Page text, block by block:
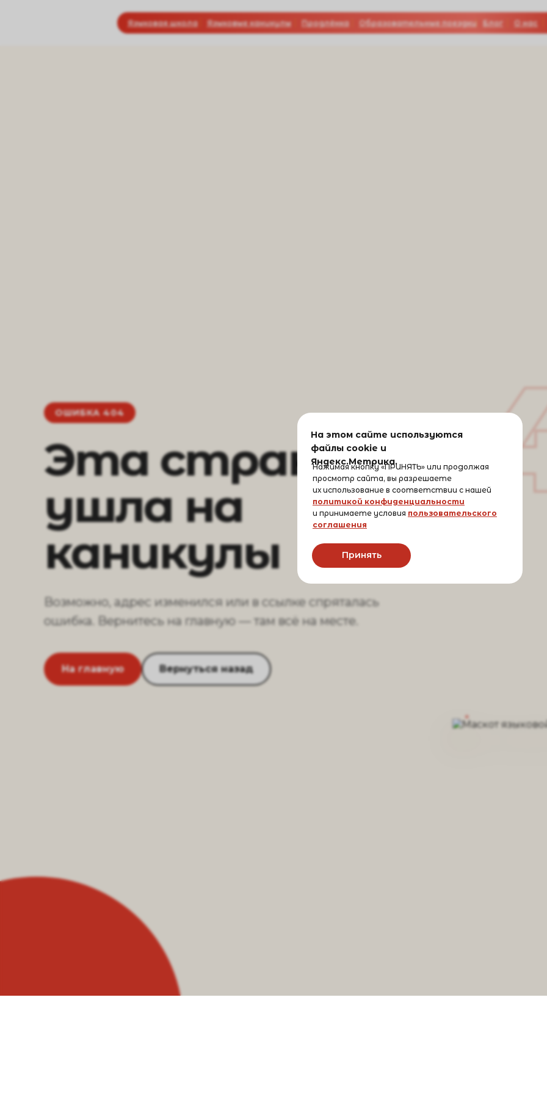
Языковая школа Языковые каникулы Продлёнка Образовательные поездки Блог О нас
ОШИБКА 404
Эта страница
ушла на
каникулы
Возможно, адрес изменился или в ссылке спряталась
ошибка. Вернитесь на главную — там всё на месте.
На главную Вернуться назад
Нажимая кнопку «ПРИНЯТЬ» или продолжая
просмотр сайта, вы разрешаете
их использование в соответствии с нашей
политикой конфиденциальности
и принимаете условия пользовательского
соглашения
На этом сайте используются
файлы cookie и
Яндекс.Метрика.
Принять